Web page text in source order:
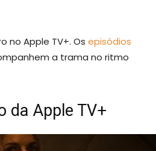
no Apple TV+. Os episódios
a trama no ritmo
da Apple TV+